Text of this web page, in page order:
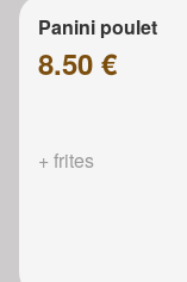
Panini poulet
8.50 €
+ frites